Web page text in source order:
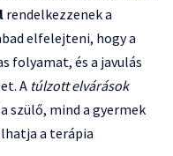
rendelkezzenek a
elfelejteni, hogy a
folyamat, és a javulás
A túlzott elvárások
szülő, mind a gyermek
a terápia